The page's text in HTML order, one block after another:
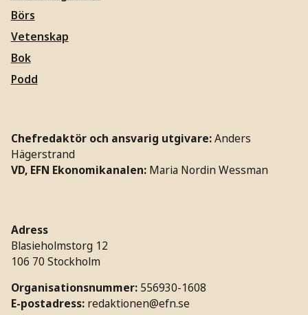
Börs
Vetenskap
Bok
Podd
Chefredaktör och ansvarig utgivare: Anders
Hägerstrand
VD, EFN Ekonomikanalen: Maria Nordin Wessman
Adress
Blasieholmstorg 12
106 70 Stockholm
Organisationsnummer: 556930-1608
E-postadress: redaktionen@efn.se